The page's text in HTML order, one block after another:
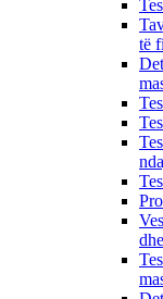
të